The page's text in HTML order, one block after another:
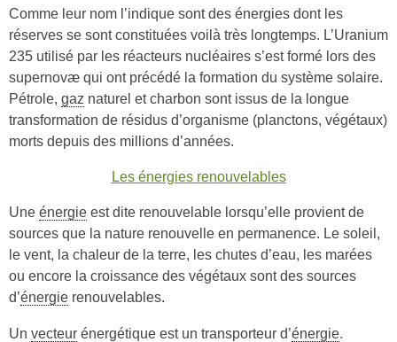
Comme leur nom l’indique sont des énergies dont les
réserves se sont constituées voilà très longtemps. L’Uranium
235 utilisé par les réacteurs nucléaires s’est formé lors des
supernovæ qui ont précédé la formation du système solaire.
Pétrole, gaz naturel et charbon sont issus de la longue
transformation de résidus d’organisme (planctons, végétaux)
morts depuis des millions d’années.
Les énergies renouvelables
Une énergie est dite renouvelable lorsqu’elle provient de
sources que la nature renouvelle en permanence. Le soleil,
le vent, la chaleur de la terre, les chutes d’eau, les marées
ou encore la croissance des végétaux sont des sources
d’énergie renouvelables.
Un vecteur énergétique est un transporteur d’énergie